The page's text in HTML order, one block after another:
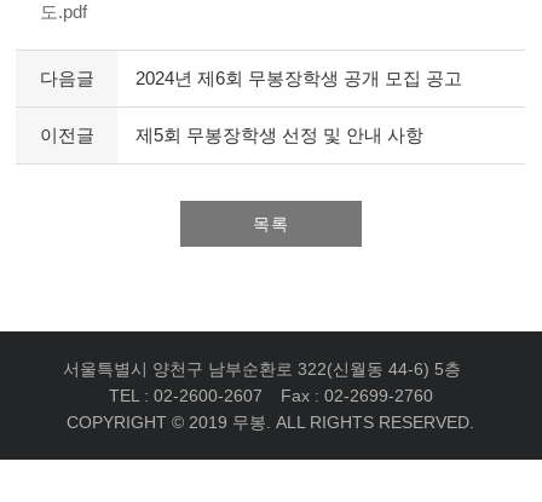
도.pdf
다음글 2024년 제6회 무봉장학생 공개 모집 공고
이전글 제5회 무봉장학생 선정 및 안내 사항
목록
서울특별시 양천구 남부순환로 322(신월동 44-6) 5층
TEL : 02-2600-2607
Fax : 02-2699-2760
COPYRIGHT © 2019 무봉. ALL RIGHTS RESERVED.